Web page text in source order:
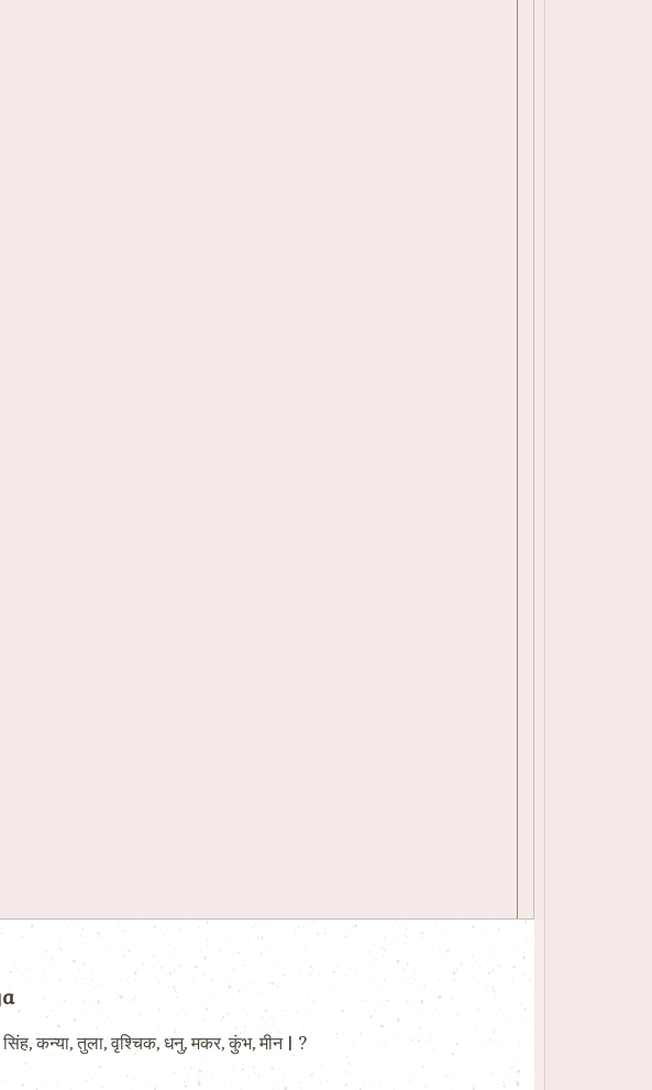
कन्या, तुला, वृश्चिक, धनु, मकर, कुंभ, मीन | ?